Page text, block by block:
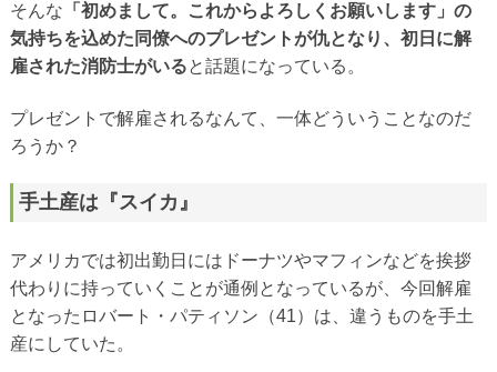
そんな 「初めまして。これからよろしくお願いします」の
気持ちを込めた同僚へのプレゼントが仇となり、初日に解
雇された消防士がいると話題になっている。
プレゼントで解雇されるなんて、一体どういうことなのだ
ろうか？
手土産は『スイカ』
アメリカでは初出勤日にはドーナツやマフィンなどを挨拶
代わりに持っていくことが通例となっているが、今回解雇
となったロバート・パティソン（41）は、違うものを手土
産にしていた。